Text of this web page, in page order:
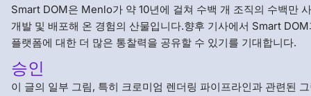
Smart DOM은 Menlo가 약 10년에 걸쳐 수백 개 조직의 수백만
개발 및 배포해 온 경험의 산물입니다.향후 기사에서 Smart
플랫폼에 대한 더 많은 통찰력을 공유할 수 있기를 기대합니다.
승인
이 글의 일부 그림, 특히 크로미엄 렌더링 파이프라인과 관련된